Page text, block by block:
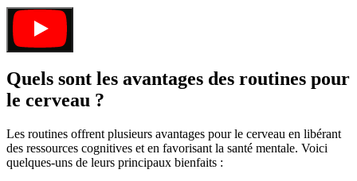
Quels sont les avantages des routines pour
le cerveau ?
Les routines offrent plusieurs avantages pour le cerveau en libérant
des ressources cognitives et en favorisant la santé mentale. Voici
quelques-uns de leurs principaux bienfaits :